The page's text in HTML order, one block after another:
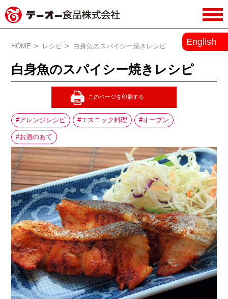
ー食品株式会社
English
HOME レシピ 白身魚のスパイシー焼きレシピ
白身魚のスパイシー焼きレシピ
アレンジレシピ エスニック料理 オーブン
お酒のあて